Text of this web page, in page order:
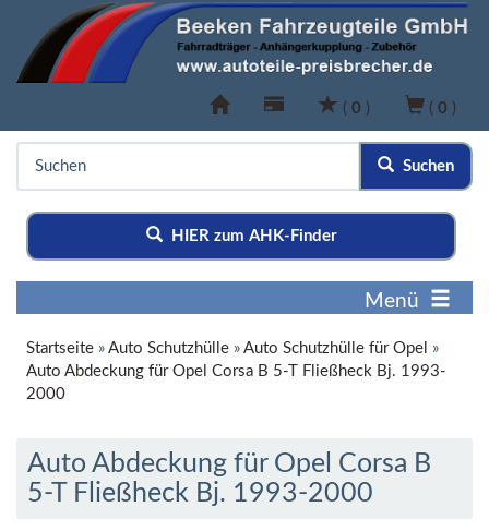
( 0 ) ( 0 )
Suchen
HIER zum AHK-Finder
Menü
Startseite » Auto Schutzhülle » Auto Schutzhülle für Opel »
Auto Abdeckung für Opel Corsa B 5-T Fließheck Bj. 1993-
2000
Auto Abdeckung für Opel Corsa B
5-T Fließheck Bj. 1993-2000